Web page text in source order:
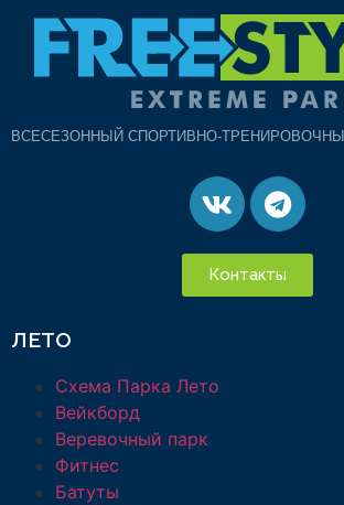
ВСЕСЕЗОННЫЙ СПОРТИВНО-
Контакты
ЛЕТО
Схема Парка Лето
Вейкборд
Веревочный парк
Фитнес
Батуты